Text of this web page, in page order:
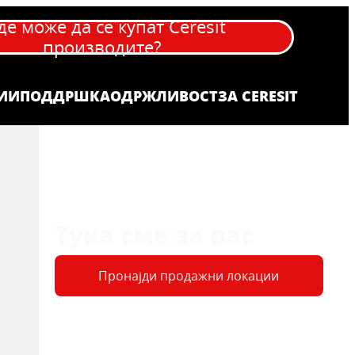
ПОДДРШКАOДРЖЛИВОСТЗА CERESIT
може да се купат Ceresit
производите?
Пронајди продажни локации